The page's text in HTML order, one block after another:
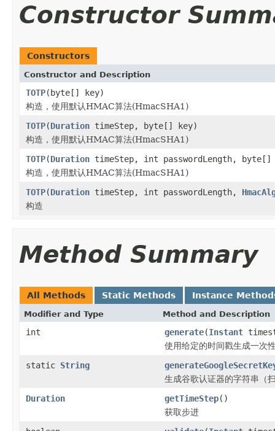
Constructor
Constructors
Constructor and Description
TOTP(byte[] key)
构造，使用默认HMAC算法(HmacSHA1)
TOTP(Duration timeStep, byte[] key)
构造，使用默认HMAC算法(HmacSHA1)
TOTP(Duration timeStep, int passwordLength, byte[]
构造，使用默认HMAC算法(HmacSHA1)
TOTP(Duration timeStep, int passwordLength,
构造
Method Summary
All Methods Static Methods Instance
Modifier and Type Method and Description
int generate(Instant
使用给定的时间戳生成一次
static String
生成谷歌认证器的字符串（
Duration
getTimeStep()
获取步进